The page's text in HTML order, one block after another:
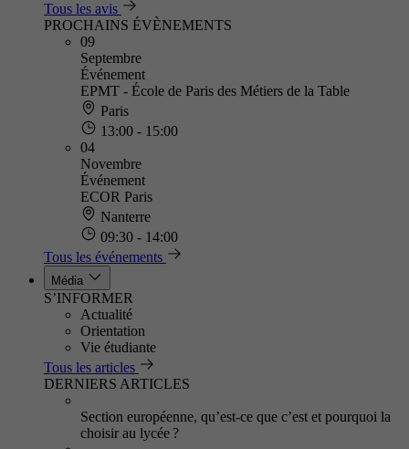
Tous les avis
PROCHAINS ÉVÈNEMENTS
09
Septembre
Événement
EPMT - École de Paris des Métiers de la Table
Paris
13:00 - 15:00
04
Novembre
Événement
ECOR Paris
Nanterre
09:30 - 14:00
Tous les événements
Média
S’INFORMER
Actualité
Orientation
Vie étudiante
Tous les articles
DERNIERS ARTICLES
Section européenne, qu’est-ce que c’est et pourquoi la
choisir au lycée ?